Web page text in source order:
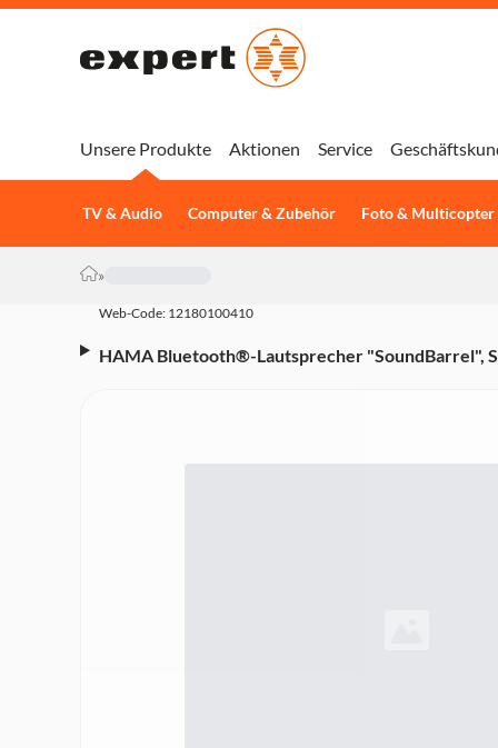
Unsere Produkte
TV & Audio Computer & Zubehör Foto & Multicopter
Aktionen Service
»
Web-Code: 12180100410
HAMA Bluetooth®-Lautsprecher "SoundBarrel",